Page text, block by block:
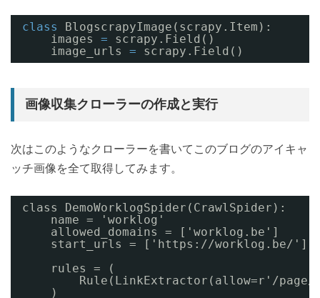
class
BlogscrapyImage(scrapy.Item):
images =
scrapy.Field()
image_urls = scrapy.Field()
画像収集クローラーの作成と実行
次はこのようなクローラーを書いてこのブログのアイキャ
ッチ画像を全て取得してみます。
class DemoWorklogSpider(CrawlSpider):
name = 'worklog'
allowed_domains = ['worklog.be']
start_urls = ['https://worklog.be/']
rules = (
Rule(LinkExtractor(allow=r'/
)